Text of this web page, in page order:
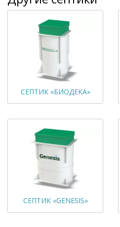
СЕПТИК «БИОДЕКА»
СЕПТИК «GENESIS»